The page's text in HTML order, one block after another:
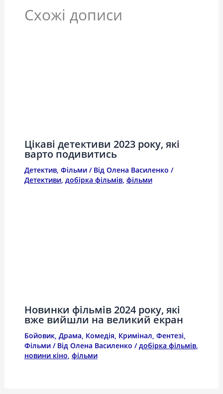
Схожі дописи
Цікаві детективи 2023 року, які
варто подивитись
Детектив, Фільми/ Від Олена Василенко /
Детективи, добірка фільмів, фільми
Новинки фільмів 2024 року, які
вже вийшли на великий екран
Бойовик, Драма, Комедія, Кримінал, Фентезі,
Фільми/ Від Олена Василенко /добірка фільмів,
новини кіно, фільми